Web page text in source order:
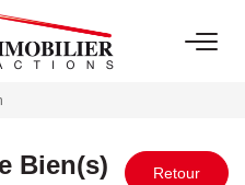
Bien(s)